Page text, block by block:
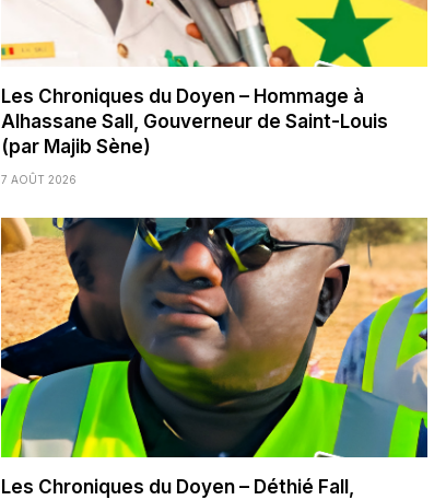
Les Chroniques du Doyen – Hommage à
Alhassane Sall, Gouverneur de Saint-Louis
(par Majib Sène)
7 AOÛT 2026
Les Chroniques du Doyen – Déthié Fall,